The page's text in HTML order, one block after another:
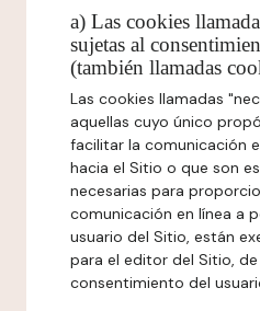
a) Las cookies
sujetas al
(también llamadas
Las cookies llamadas
aquellas cuyo único
facilitar la comunicación
hacia el Sitio o que son
necesarias para
comunicación en línea a
usuario del Sitio, están
para el editor del Sitio,
consentimiento del